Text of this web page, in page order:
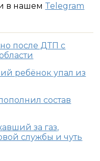
в нашем Telegram
после ДТП с
ребёнок упал из
состав
за газ,
службы и чуть